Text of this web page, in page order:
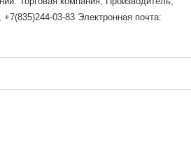
03-83 Электронная почта: